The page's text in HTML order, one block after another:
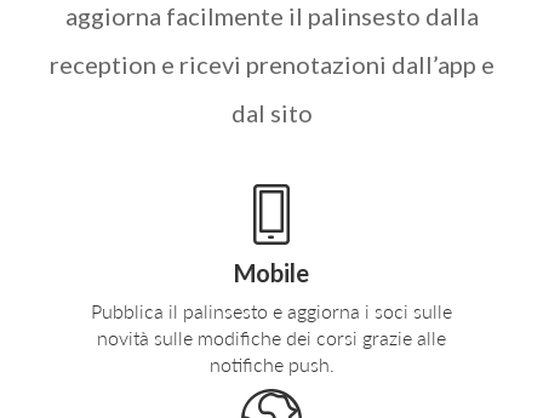
aggiorna facilmente il palinsesto dalla
reception e ricevi prenotazioni dall’app e
dal sito
Mobile
Pubblica il palinsesto e aggiorna i soci sulle
novità sulle modifiche dei corsi grazie alle
notifiche push.